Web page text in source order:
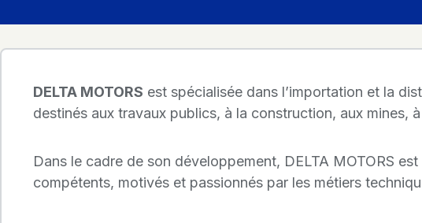
DELTA MOTORS est spécialisée dans l’importation et la
destinés aux travaux publics, à la construction, aux mines,
Dans le cadre de son développement, DELTA MOTORS
compétents, motivés et passionnés par les métiers